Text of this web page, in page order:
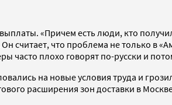
«Причем есть люди, кто
что проблема не только в
часто плохо говорят по-русски и
на новые условия труда и
расширения зон доставки в